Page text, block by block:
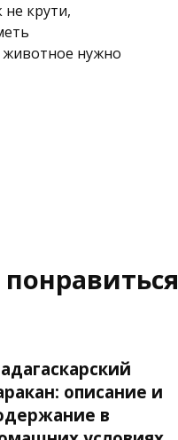
крути,
нужно
описание и
в